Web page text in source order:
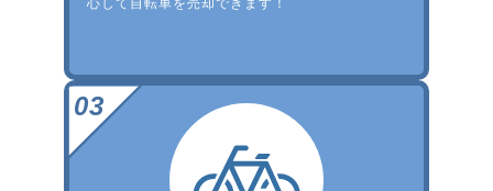
心して自転車を売却できます！